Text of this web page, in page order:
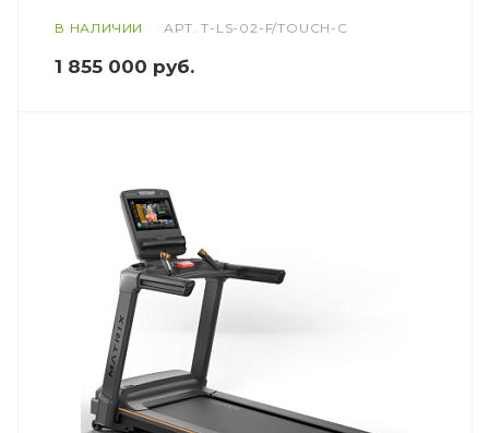
В НАЛИЧИИ АРТ.T-LS-02-F/TOUCH-C
1 855 000 руб.